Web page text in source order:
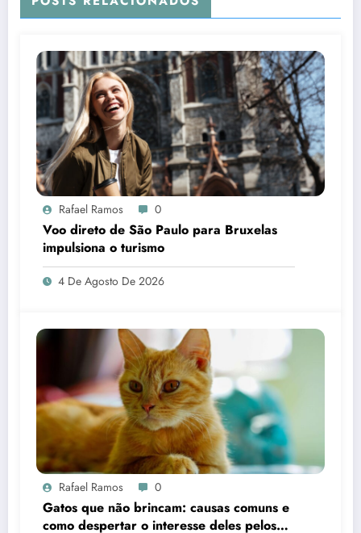
Rafael Ramos 0
Voo direto de São Paulo para Bruxelas
impulsiona o turismo
4 De Agosto De 2026
Rafael Ramos 0
Gatos que não brincam: causas comuns e
como despertar o interesse deles pelos